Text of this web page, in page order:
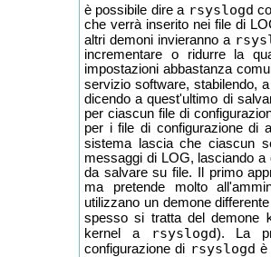
è possibile dire a rsyslogd
che verrà inserito nei file di
altri demoni invieranno a
incrementare o ridurre la
impostazioni abbastanza
servizio software, stabilendo,
dicendo a quest'ultimo di
per ciascun file di
per i file di configurazione di
sistema lascia che ciascun
messaggi di LOG, lasciando
da salvare su file. Il primo
ma pretende molto
utilizzano un demone
spesso si tratta del demone
kernel a rsyslogd). La
configurazione di rsyslogd è